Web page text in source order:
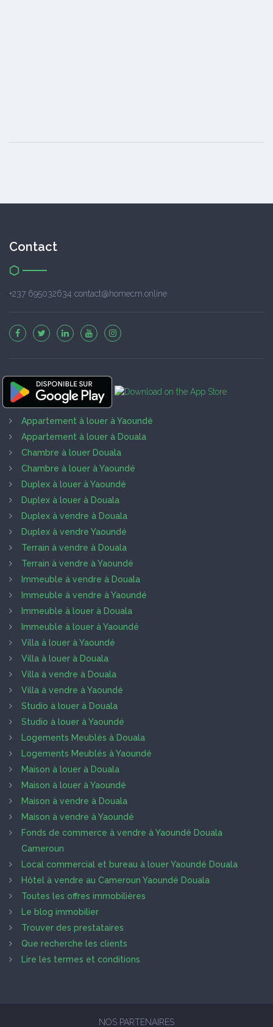
Contact
+237 695032634 contact@homecm.online
Appartement à louer à Yaoundé
Appartement à louer à Douala
Chambre à louer Douala
Chambre à louer à Yaoundé
Duplex à louer à Yaoundé
Duplex à louer à Douala
Duplex à vendre à Douala
Duplex à vendre Yaoundé
Terrain à vendre à Douala
Terrain à vendre à Yaoundé
Immeuble à vendre à Douala
Immeuble à vendre à Yaoundé
Immeuble à louer à Douala
Immeuble à louer à Yaoundé
Villa à louer à Yaoundé
Villa à louer à Douala
Villa à vendre à Douala
Villa à vendre à Yaoundé
Studio à louer à Douala
Studio à louer à Yaoundé
Logements Meublés à Douala
Logements Meublés à Yaoundé
Maison à louer à Douala
Maison à louer à Yaoundé
Maison à vendre à Douala
Maison à vendre à Yaoundé
Fonds de commerce à vendre à Yaoundé Douala
Cameroun
Local commercial et bureau à louer Yaoundé Douala
Hôtel à vendre au Cameroun Yaoundé Douala
Toutes les offres immobilières
Le blog immobilier
Trouver des prestataires
Que recherche les clients
Lire les termes et conditions
NOS PARTENAIRES